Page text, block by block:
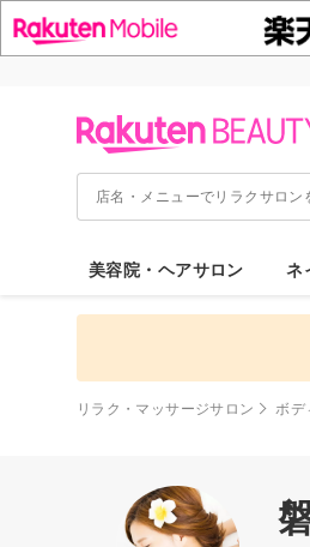
美容院・ヘアサロン ネ
リラク・マッサージサロン ボデ